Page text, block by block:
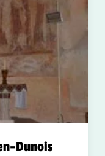
Dunois